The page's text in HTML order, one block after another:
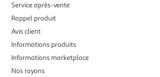
Service après-vente
Rappel produit
Avis client
Informations produits
Informations marketplace
Nos rayons